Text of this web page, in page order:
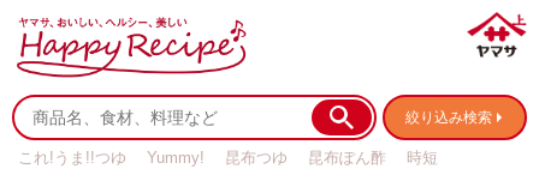
絞り込み検索
これ!うま!!つゆ Yummy! 昆布つゆ 昆布ぽん酢
時短